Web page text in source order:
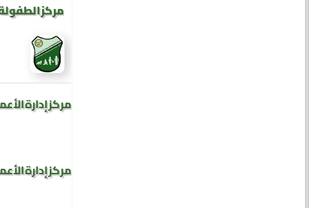
مركز
مركز إدارة
مركز إدارة